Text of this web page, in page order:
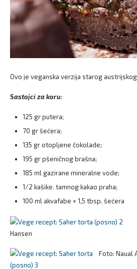
Ovo je veganska verzija starog
Sastojci za koru:
125 gr putera;
70 gr šećera;
135 gr otopljene čokolade;
195 gr pšeničnog brašna;
185 ml gazirane mineralne vode;
1/2 kašike. tamnog kakao praha;
100 ml akvafabe + 1,5 tbsp. šećera
Hansen
Foto: Naual